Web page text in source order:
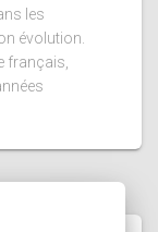
les
évolution.
français,